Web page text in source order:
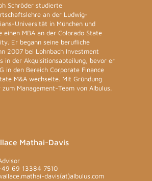
Schröder studierte
an der Ludwig-
Universität in München und
einen MBA an der Colorado State
Er begann seine berufliche
2007 bei Lohnbach Investment
in der Akquisitionsabteilung, bevor er
in den Bereich Corporate Finance
M&A wechselte. Mit Gründung
Management-Team von Albulus.
Mathai-Davis
69 13384 7510
davis(at)albulus.com